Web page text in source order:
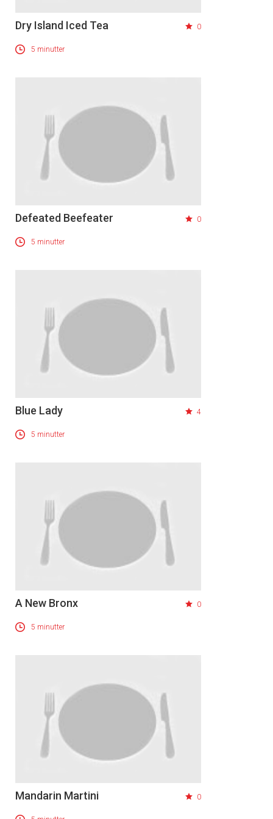
Dry Island Iced Tea 0
5 minutter
Defeated Beefeater 0
5 minutter
Blue Lady 4
5 minutter
A New Bronx 0
5 minutter
Mandarin Martini 0